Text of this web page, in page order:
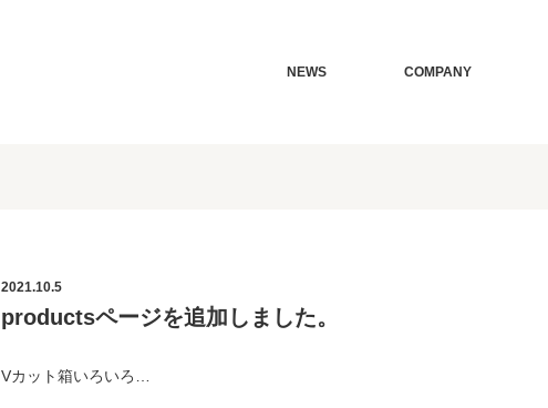
NEWS COMPANY
2021.10.5
productsページを追加しました。
Vカット箱いろいろ…